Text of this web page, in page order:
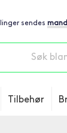
sendes
Tilbehør